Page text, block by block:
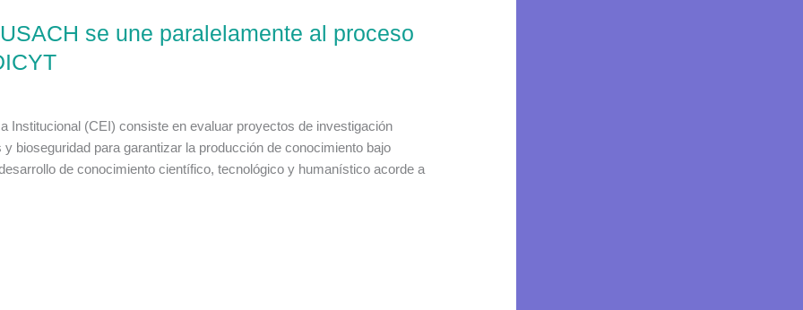
se une paralelamente al proceso
Institucional (CEI) consiste en evaluar proyectos de investigación
bioseguridad para garantizar la producción de conocimiento bajo
de conocimiento científico, tecnológico y humanístico acorde a